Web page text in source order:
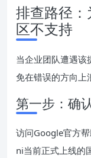
排查路径
区不支持
当企业团队遭遇该
免在错误的方向上
第一步：确
访问Google官方
ni当前正式上线的